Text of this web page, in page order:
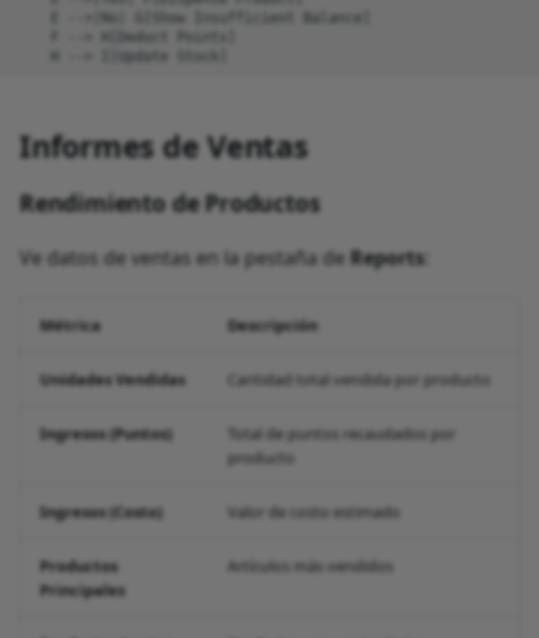
    E -->|No| G[Show Insufficient Balance]
    F --> H[Deduct Points]
    H --> I[Update Stock]
Informes de Ventas
Rendimiento de Productos
Ve datos de ventas en la pestaña de Reports:
Métrica Descripción
Unidades Vendidas Cantidad total vendida por producto
Ingresos (Puntos)
Total de puntos recaudados por
producto
Ingresos (Costo) Valor de costo estimado
Productos
Principales
Artículos más vendidos